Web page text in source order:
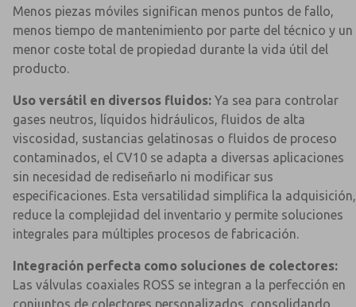
Menos piezas móviles significan menos puntos de fallo,
menos tiempo de mantenimiento por parte del técnico y un
menor coste total de propiedad durante la vida útil del
producto.
Uso versátil en diversos fluidos: Ya sea para controlar
gases neutros, líquidos hidráulicos, fluidos de alta
viscosidad, sustancias gelatinosas o fluidos de proceso
contaminados, el CV10 se adapta a diversas aplicaciones
sin necesidad de rediseñarlo ni modificar sus
especificaciones. Esta versatilidad simplifica la adquisición,
reduce la complejidad del inventario y permite soluciones
integrales para múltiples procesos de fabricación.
Integración perfecta como soluciones de colectores:
Las válvulas coaxiales ROSS se integran a la perfección en
conjuntos de colectores personalizados, consolidando